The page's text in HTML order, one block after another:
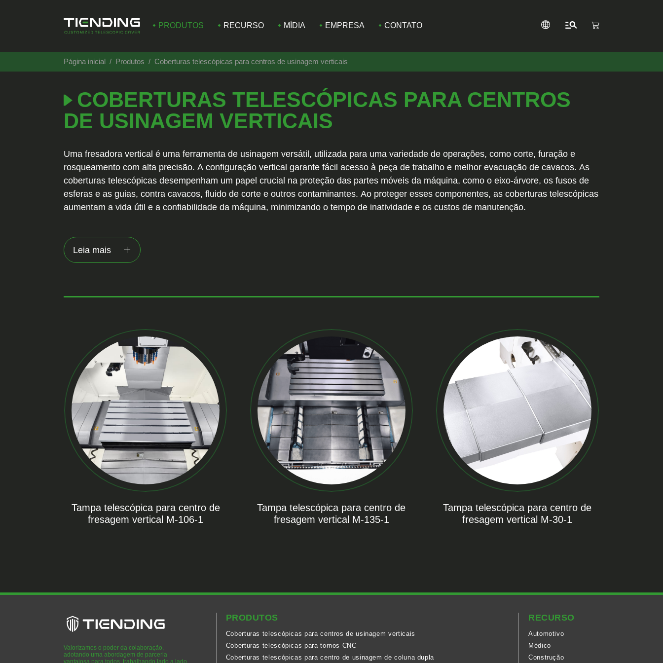
PRODUTOS RECURSO MÍDIA EMPRESA CONTATO
Página inicial Produtos Coberturas telescópicas para centros de usinagem verticais
COBERTURAS TELESCÓPICAS PARA CENTROS
DE USINAGEM VERTICAIS
Uma fresadora vertical é uma ferramenta de usinagem versátil, utilizada para uma variedade de operações, como corte, furação e
rosqueamento com alta precisão. A configuração vertical garante fácil acesso à peça de trabalho e melhor evacuação de cavacos. As
coberturas telescópicas desempenham um papel crucial na proteção das partes móveis da máquina, como o eixo-árvore, os fusos de
esferas e as guias, contra cavacos, fluido de corte e outros contaminantes. Ao proteger esses componentes, as coberturas telescópicas
aumentam a vida útil e a confiabilidade da máquina, minimizando o tempo de inatividade e os custos de manutenção.
Leia mais
Tampa telescópica para centro de
fresagem vertical M-106-1
Tampa telescópica para centro de
fresagem vertical M-135-1
Tampa telescópica para centro de
fresagem vertical M-30-1
Valorizamos o poder da colaboração,
adotando uma abordagem de parceria
vantajosa para todos, trabalhando lado a lado
PRODUTOS
Coberturas telescópicas para centros de usinagem verticais
Coberturas telescópicas para tornos CNC
Coberturas telescópicas para centro de usinagem de coluna dupla
RECURSO
Automotivo
Médico
Construção